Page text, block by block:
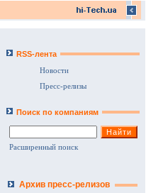
RSS-лента
Новости
Пресс-релизы
Поиск по компаниям
Расширенный поиск
Архив пресс-релизов